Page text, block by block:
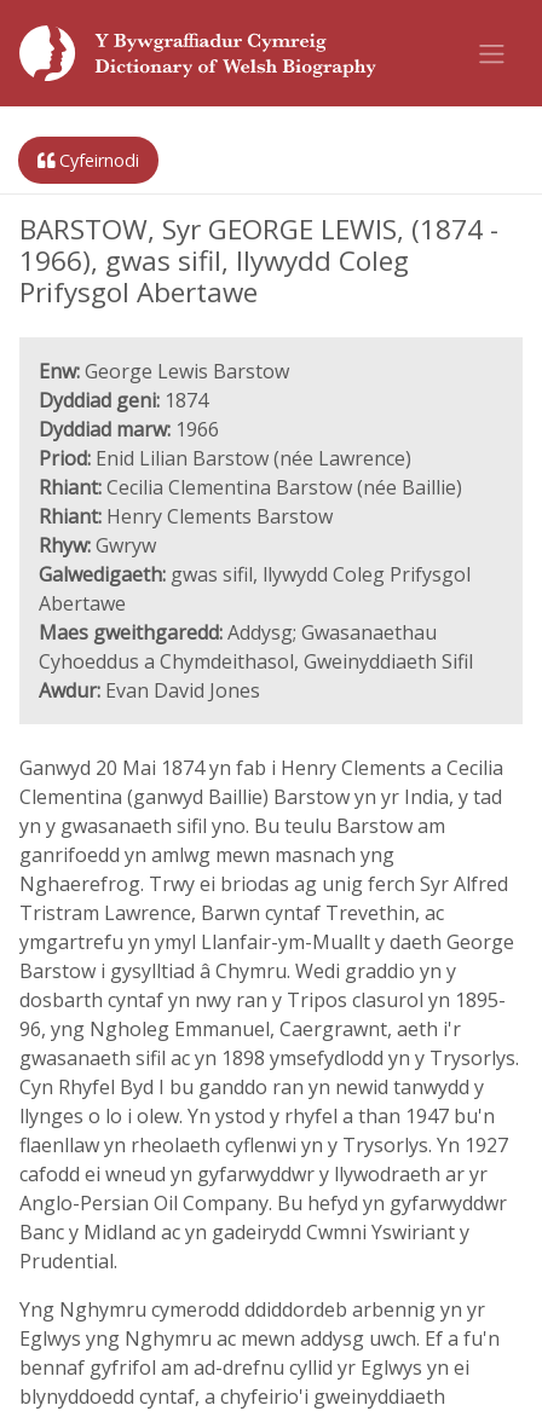
Cyfeirnodi
BARSTOW, Syr GEORGE LEWIS, (1874 -
1966), gwas sifil, llywydd Coleg
Prifysgol Abertawe
Enw:George Lewis Barstow
Dyddiad geni: 1874
Dyddiad marw: 1966
Priod: Enid Lilian Barstow (née Lawrence)
Rhiant:Cecilia Clementina Barstow (née Baillie)
Rhiant: Henry Clements Barstow
Rhyw:Gwryw
Galwedigaeth: gwas sifil, llywydd Coleg Prifysgol
Abertawe
Maes gweithgaredd:Addysg; Gwasanaethau
Cyhoeddus a Chymdeithasol, Gweinyddiaeth Sifil
Awdur: Evan David Jones
Ganwyd 20 Mai 1874 yn fab i Henry Clements a Cecilia
Clementina (ganwyd Baillie) Barstow yn yr India, y tad
yn y gwasanaeth sifil yno. Bu teulu Barstow am
ganrifoedd yn amlwg mewn masnach yng
Nghaerefrog. Trwy ei briodas ag unig ferch Syr Alfred
Tristram Lawrence, Barwn cyntaf Trevethin, ac
ymgartrefu yn ymyl Llanfair-ym-Muallt y daeth George
Barstow i gysylltiad â Chymru. Wedi graddio yn y
dosbarth cyntaf yn nwy ran y Tripos clasurol yn 1895-
96, yng Ngholeg Emmanuel, Caergrawnt, aeth i'r
gwasanaeth sifil ac yn 1898 ymsefydlodd yn y Trysorlys.
Cyn Rhyfel Byd I bu ganddo ran yn newid tanwydd y
llynges o lo i olew. Yn ystod y rhyfel a than 1947 bu'n
flaenllaw yn rheolaeth cyflenwi yn y Trysorlys. Yn 1927
cafodd ei wneud yn gyfarwyddwr y llywodraeth ar yr
Anglo-Persian Oil Company. Bu hefyd yn gyfarwyddwr
Banc y Midland ac yn gadeirydd Cwmni Yswiriant y
Prudential.
Yng Nghymru cymerodd ddiddordeb arbennig yn yr
Eglwys yng Nghymru ac mewn addysg uwch. Ef a fu'n
bennaf gyfrifol am ad-drefnu cyllid yr Eglwys yn ei
blynyddoedd cyntaf, a chyfeirio'i gweinyddiaeth